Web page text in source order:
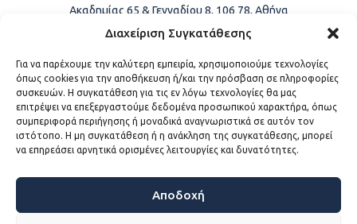
Διαχείριση Συγκατάθεσης
Για να παρέχουμε την καλύτερη εμπειρία, χρησιμοποιούμε τεχνολογίες
όπως cookies για την αποθήκευση ή/και την πρόσβαση σε πληροφορίες
συσκευών. Η συγκατάθεση για τις εν λόγω τεχνολογίες θα μας
επιτρέψει να επεξεργαστούμε δεδομένα προσωπικού χαρακτήρα, όπως
συμπεριφορά περιήγησης ή μοναδικά αναγνωριστικά σε αυτόν τον
ιστότοπο. Η μη συγκατάθεση ή η ανάκληση της συγκατάθεσης, μπορεί
να επηρεάσει αρνητικά ορισμένες λειτουργίες και δυνατότητες.
Αποδοχή
Ακαδημίας 65 & Γενναδίου 8, 106 78, Αθήνα
Τηλέφωνα:
+30 213-2147500
Email:
info@kede.gr
ΧΡΗΣΙΜΟΙ ΣΥΝΔΕΣΜΟΙ
Η ΚΕΔΕ
Sitemap
Προσβασιμότητα
Όροι χρήσης